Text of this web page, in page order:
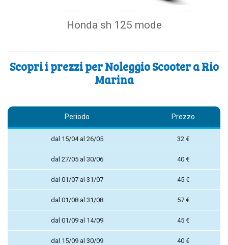
Honda sh 125 mode
Scopri i prezzi per Noleggio Scooter a Rio
Marina
Periodo Prezzo
dal 15/04 al 26/05 32 €
dal 27/05 al 30/06 40 €
dal 01/07 al 31/07 45 €
dal 01/08 al 31/08 57 €
dal 01/09 al 14/09 45 €
dal 15/09 al 30/09 40 €